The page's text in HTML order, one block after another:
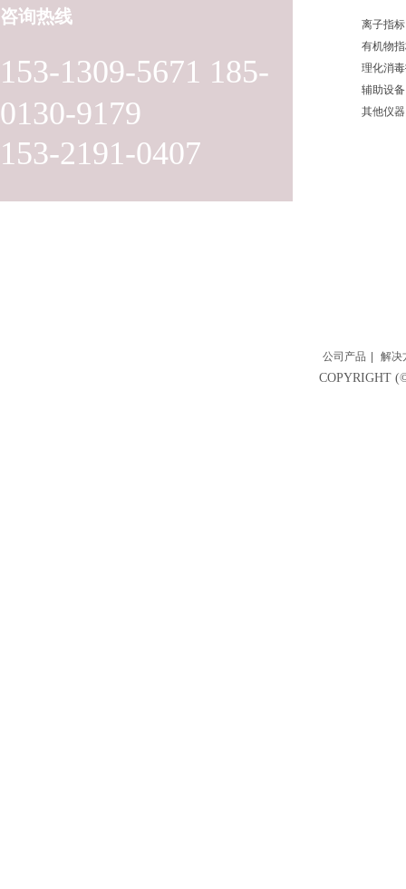
153-1309-5671 185-
0130-9179
153-2191-0407
咨询热线
离子指标
有机物
理化消
辅助设备
其他仪器
公司产品 解决
COPYRIGHT